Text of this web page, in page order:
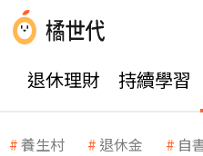
退休理財 持續學習
養生村 退休金 自